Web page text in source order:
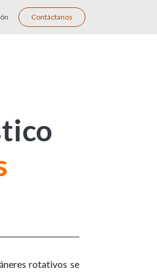
Contáctanos
rotativos se